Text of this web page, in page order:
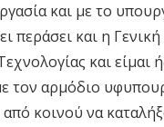
και με το
περάσει και η
και είμαι
τον αρμόδιο
κοινού να